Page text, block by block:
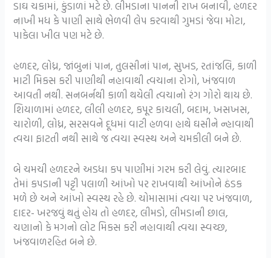
ડાઘ ચકામાં, કુંડાળાં મટે છે. લીમડાના પાનની રાખ બનાવી, હળદર
નાખી મધ કે પાણી સાથે ભેળવી લેપ કરવાથી ગુમડાં જેવા મોટા,
પાકેલા ખીલ પણ મટે છે.
હળદર, લોધ્ર, જાંબુનાં પાન, તુલસીનાં પાન, સુખડ, રતાંજલિ, કાળી
માટી મિકસ કરી પાણીથી નહાવાથી ત્વચાના રોગો, ખંજવાળ
આવતી નથી. સનબર્નથી કાળી થયેલી ત્વચાનો રંગ ગોરો થાય છે.
શિયાળામાં હળદર, લીલી હળદર, કપૂર કાચલી, બદામ, ખસખસ,
ચારોળી, લોધ્ર, સરસવને દૂધમાં વાટી હળવા હાથે ઘસીને ન્હાવાથી
ત્વચા ફાટતી નથી સાથે જ ત્વચા સ્વસ્થ અને ચમકીલી બને છે.
બે ચમચી હળદરને અડધા કપ પાણીમાં ગરમ કરી લેવું. ત્યારબાદ
તેમાં કપડાની પટ્ટી પલાળી આંખો પર રાખવાથી આંખોને ઠંડક
મળે છે અને આંખો સ્વસ્થ રહે છે. ચોમાસામાં ત્વચા પર ખંજવાળ,
દાદર- ખરજવું થતું હોય તો હળદર, લીમડો, લીમડાની છાલ,
ચણાનો કે મગનો લોટ મિકસ કરી નહાવાથી ત્વચા સ્વચ્છ,
ખંજવાળરહિત બને છે.